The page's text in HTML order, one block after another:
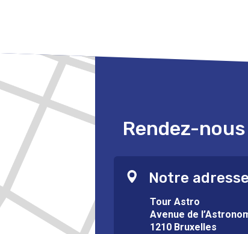
Rendez-
Notre adresse
Tour Astro
Avenue de
1210 Bruxelles